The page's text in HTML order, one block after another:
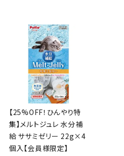
【25%OFF！ひんやり特
集】メルトジュレ 水分補
給 ササミゼリー 22g×4
個入【会員様限定】